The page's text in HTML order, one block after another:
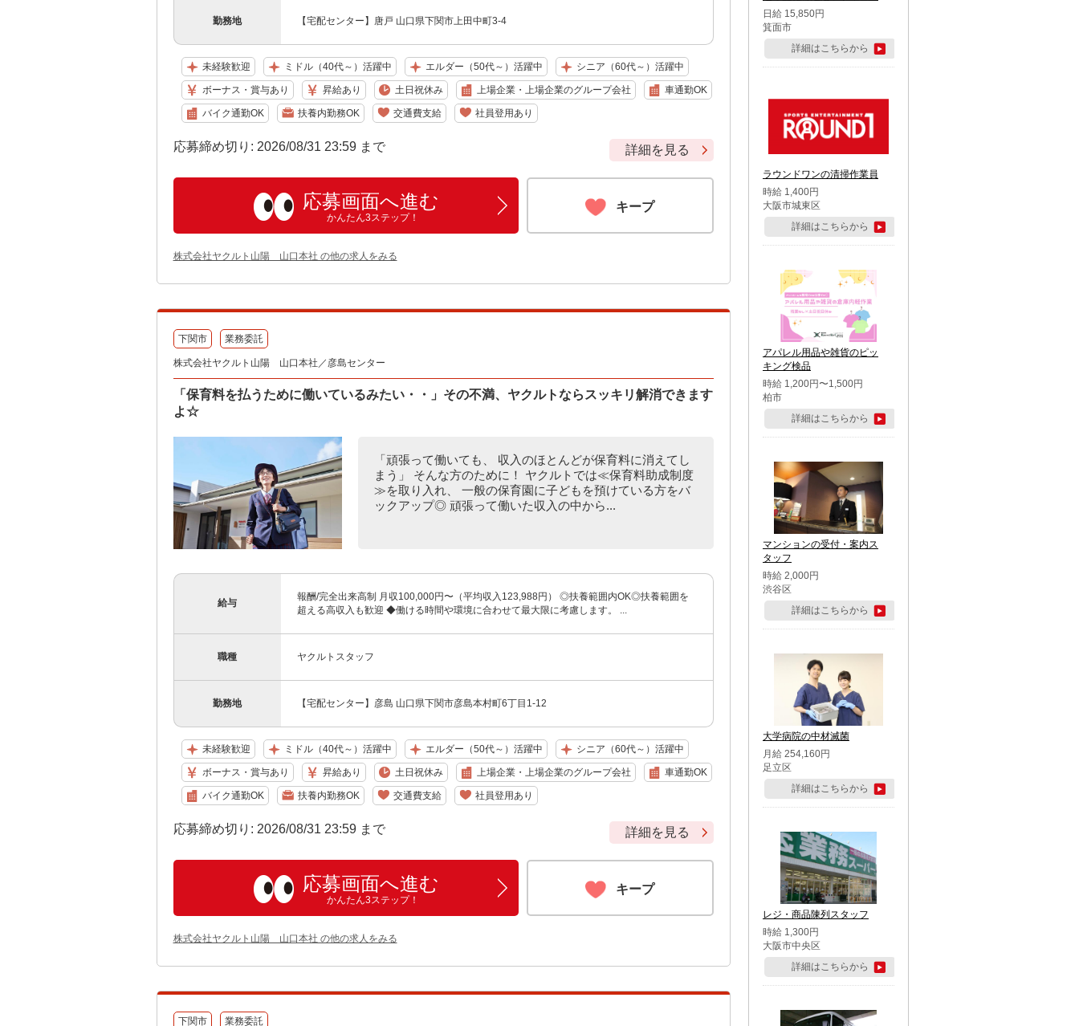
勤務地 【宅配センター】唐戸 山口県下関市上田中町3-4
未経験歓迎 ミドル（40代～）活躍中 エルダー（50代～）活躍中 シニア（60代～）活躍中
ボーナス・賞与あり 昇給あり 土日祝休み 上場企業・上場企業のグループ会社 車通勤OK
バイク通勤OK 扶養内勤務OK 交通費支給 社員登用あり
応募締め切り: 2026/08/31 23:59 まで 詳細を見る
応募画面へ進む
かんたん3ステップ！
キープ
株式会社ヤクルト山陽 山口本社 の他の求人をみる
下関市 業務委託
株式会社ヤクルト山陽 山口本社／彦島センター
「保育料を払うために働いているみたい・・」その不満、ヤクルトならスッキリ解消できます
よ☆
「頑張って働いても、 収入のほとんどが保育料に消えてし
まう」 そんな方のために！ ヤクルトでは≪保育料助成制度
≫を取り入れ、 一般の保育園に子どもを預けている方をバ
ックアップ◎ 頑張って働いた収入の中から...
給与
報酬/完全出来高制 月収100,000円〜（平均収入123,988円） ◎扶養範囲内OK◎扶養範囲を
超える高収入も歓迎 ◆働ける時間や環境に合わせて最大限に考慮します。 ...
職種 ヤクルトスタッフ
勤務地 【宅配センター】彦島 山口県下関市彦島本村町6丁目1-12
未経験歓迎 ミドル（40代～）活躍中 エルダー（50代～）活躍中 シニア（60代～）活躍中
ボーナス・賞与あり 昇給あり 土日祝休み 上場企業・上場企業のグループ会社 車通勤OK
バイク通勤OK 扶養内勤務OK 交通費支給 社員登用あり
応募締め切り: 2026/08/31 23:59 まで 詳細を見る
応募画面へ進む
かんたん3ステップ！
キープ
株式会社ヤクルト山陽 山口本社 の他の求人をみる
下関市 業務委託
日給 15,850円
箕面市
詳細はこちらから
ラウンドワンの清掃作業員
時給 1,400円
大阪市城東区
詳細はこちらから
アパレル用品や雑貨のピッ
キング検品
時給 1,200円〜1,500円
柏市
詳細はこちらから
マンションの受付・案内ス
タッフ
時給 2,000円
渋谷区
詳細はこちらから
大学病院の中材滅菌
月給 254,160円
足立区
詳細はこちらから
レジ・商品陳列スタッフ
時給 1,300円
大阪市中央区
詳細はこちらから